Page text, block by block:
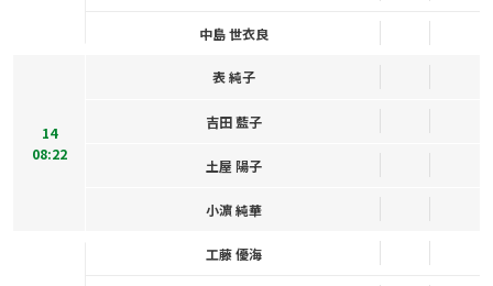
中島 世衣良
14
08:22
表 純子
吉田 藍子
土屋 陽子
小濵 純華
工藤 優海